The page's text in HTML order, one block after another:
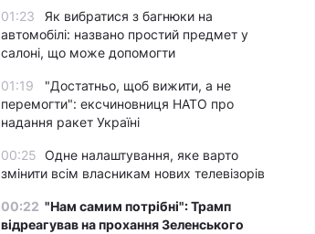
01:23
Як вибратися з багнюки на
автомобілі: названо простий предмет у
салоні, що може допомогти
01:19
"Достатньо, щоб вижити, а не
перемогти": ексчиновниця НАТО про
надання ракет Україні
00:25 Одне налаштування, яке варто
змінити всім власникам нових телевізорів
00:22 "Нам самим потрібні": Трамп
відреагував на прохання Зеленського